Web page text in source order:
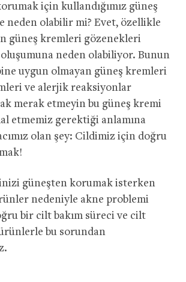
için kullandığımız güneş
neden olabilir mi? Evet, özellikle
güneş kremleri gözenekleri
neden olabiliyor. Bunun
uygun olmayan güneş kremleri
ve alerjik reaksiyonlar
merak etmeyin bu güneş kremi
etmemiz gerektiği anlamına
olan şey: Cildimiz için doğru
güneşten korumak isterken
nedeniyle akne problemi
bir cilt bakım süreci ve cilt
bu sorundan